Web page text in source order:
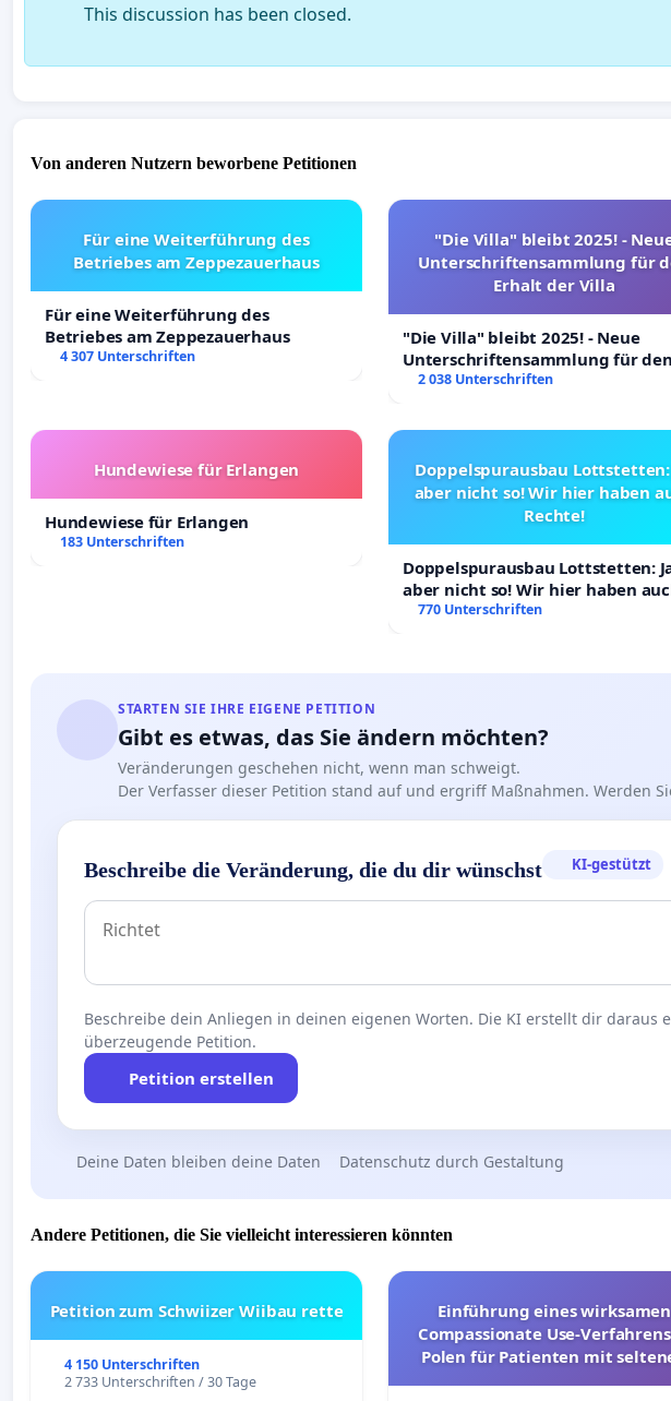
This discussion has been closed.
Von anderen Nutzern beworbene Petitionen
Für eine Weiterführung des
Betriebes am Zeppezauerhaus
Für eine Weiterführung des
Betriebes am Zeppezauerhaus
4 307 Unterschriften
"Die Villa" bleibt 2025! -
Unterschriftensammlung für
Erhalt der Villa
"Die Villa" bleibt 2025! - Neue
Unterschriftensammlung für den
Erhalt der Villa
2 038 Unterschriften
Hundewiese für Erlangen
Hundewiese für Erlangen
183 Unterschriften
Doppelspurausbau Lottstetten:
aber nicht so! Wir hier haben
Rechte!
Doppelspurausbau Lottstetten:
aber nicht so! Wir hier haben
Rechte!
770 Unterschriften
STARTEN SIE IHRE EIGENE PETITION
Gibt es etwas, das Sie ändern möchten?
Veränderungen geschehen nicht, wenn man schweigt.
Der Verfasser dieser Petition stand auf und ergriff Maßnahmen. Werden
Beschreibe die Veränderung, die du dir wünschst KI-gestützt
Beschreibe dein Anliegen in deinen eigenen Worten. Die KI erstellt dir daraus
überzeugende Petition.
Petition erstellen
Deine Daten bleiben deine Daten Datenschutz durch Gestaltung
Andere Petitionen, die Sie vielleicht interessieren könnten
Petition zum Schwiizer Wiibau rette
4 150 Unterschriften
2 733 Unterschriften / 30 Tage
Einführung eines wirksamen
Compassionate Use-
Polen für Patienten mit